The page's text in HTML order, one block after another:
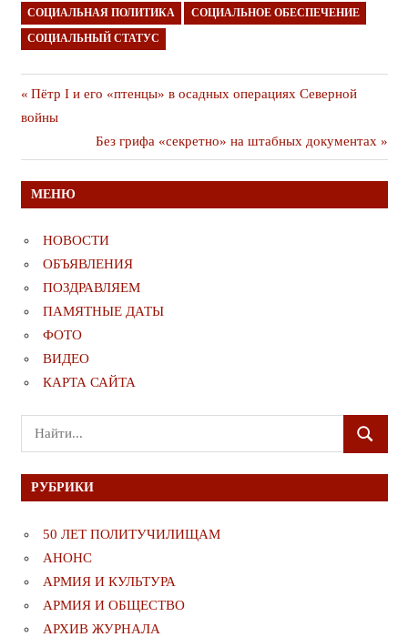
СОЦИАЛЬНАЯ ПОЛИТИКА СОЦИАЛЬНОЕ ОБЕСПЕЧЕНИЕ
СОЦИАЛЬНЫЙ СТАТУС
Навигация
записям
Предыдущая
публикация
Пётр I и его «птенцы» в осадных операциях Северной
войны
Следующая
публикация
Без грифа «секретно» на штабных документах
МЕНЮ
НОВОСТИ
ОБЪЯВЛЕНИЯ
ПОЗДРАВЛЯЕМ
ПАМЯТНЫЕ ДАТЫ
ФОТО
ВИДЕО
КАРТА САЙТА
Поиск
для:
ПОИСК
РУБРИКИ
50 ЛЕТ ПОЛИТУЧИЛИЩАМ
АНОНС
АРМИЯ И КУЛЬТУРА
АРМИЯ И ОБЩЕСТВО
АРХИВ ЖУРНАЛА